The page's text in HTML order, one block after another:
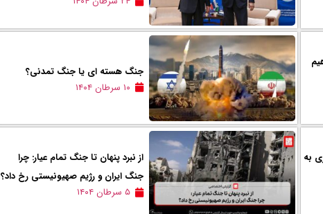
جنگ هسته ای یا جنگ تمدنی؟
۱۰ سرطان ۱۴۰۴
دلاری به
از نبرد پنهان تا جنگ تمام عیار: چرا
جنگ ایران و رژیم صهیونیستی رخ داد؟
۵ سرطان ۱۴۰۴